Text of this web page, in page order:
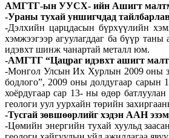
АМГТГ-ын УУСХ- ийн Ашигт
-Ураны тухай уншигчдад
-Дэлхийн царцдасын бүрхүүлийн
хэмжээгээр агуулагддаг ба бүүр
идэвхт шинж чанартай металл юм.
-АМГТГ “Цацраг идэвхт ашигт
-Монгол Улсын Их Хурлын 2009 оны
бодлого”, 2009 оны долдугаар сарын
хоёрдугаар сар 13- ны өдөр
геологи уул уурхайн төрийн
-Тусгай зөвшөөрлийг хэдэн ААН
-Цөмийн энергийн тухай хуульд